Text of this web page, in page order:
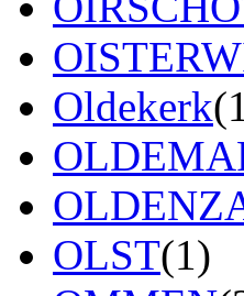
Oldekerk
OLST(1)